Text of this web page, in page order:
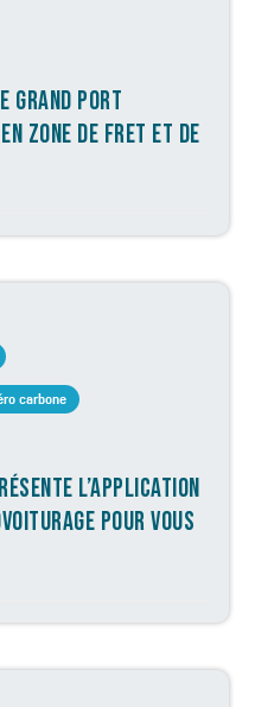
GRAND PORT
ZONE DE FRET ET DE
carbone
L’APPLICATION
POUR VOUS